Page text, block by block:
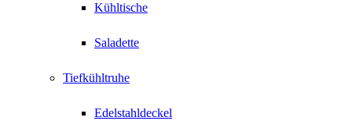
Kühltische
Saladette
Tiefkühltruhe
Edelstahldeckel